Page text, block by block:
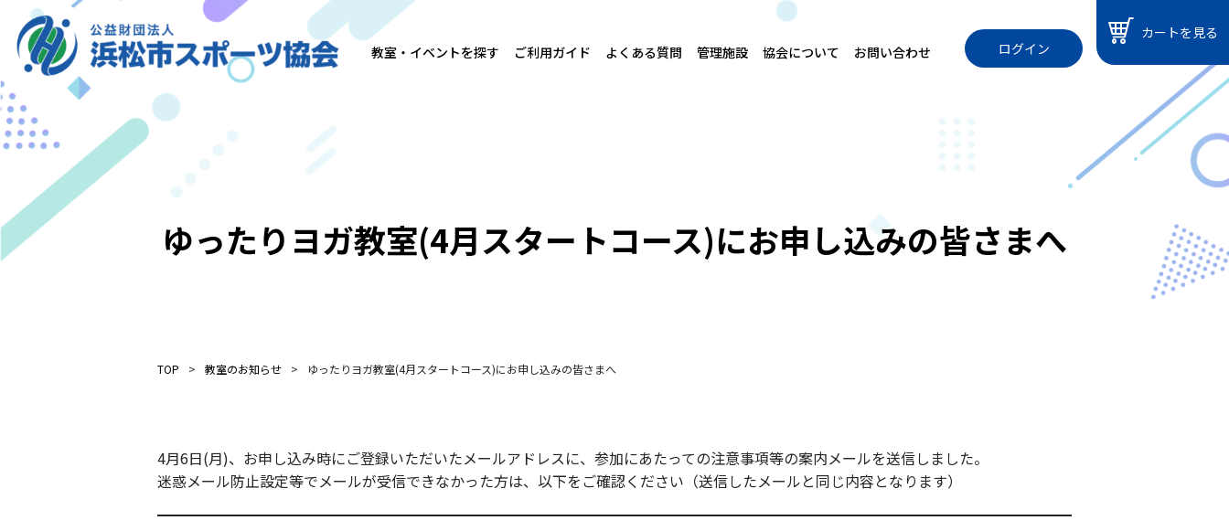
教室・イベントを探す ご利用ガイド よくある質問 管理施設 協会について お問い合わせ ログイン
カートを見る
ゆったりヨガ教室(4月スタートコース)にお申し込みの皆さまへ
TOP 教室のお知らせ ゆったりヨガ教室(4月スタートコース)にお申し込みの皆さまへ
4月6日(月)、お申し込み時にご登録いただいたメールアドレスに、参加にあたっての注意事項等の案内メールを送信しました。
迷惑メール防止設定等でメールが受信できなかった方は、以下をご確認ください（送信したメールと同じ内容となります）